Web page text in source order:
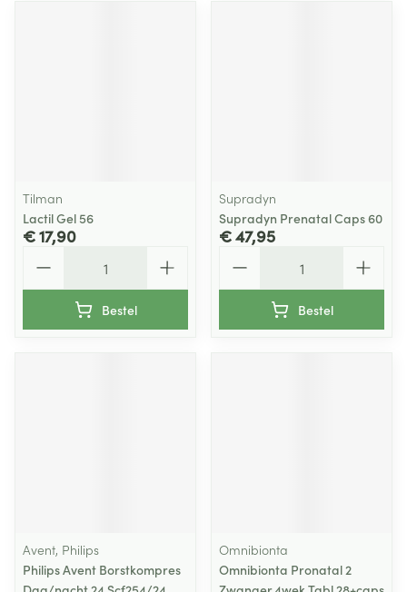
Tilman
Lactil Gel 56
€ 17,90
Bestel
Supradyn
Supradyn Prenatal Caps 60
€ 47,95
Bestel
Avent, Philips
Philips Avent Borstkompres
Omnibionta
Omnibionta Pronatal 2